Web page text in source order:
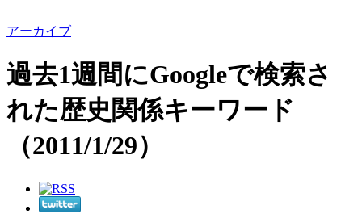
アーカイブ
過去1週間にGoogleで検索さ
れた歴史関係キーワード
（2011/1/29）